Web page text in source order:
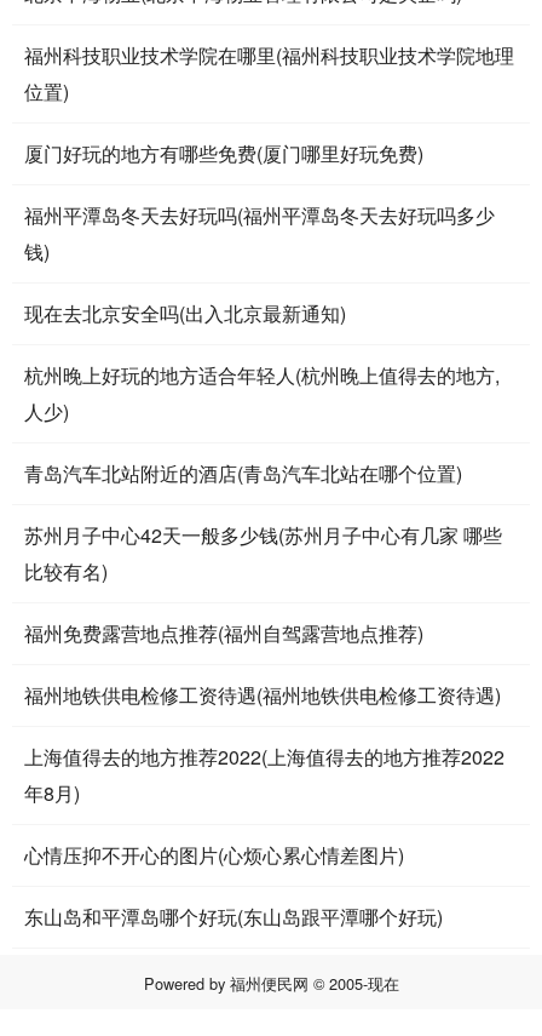
福州科技职业技术学院在哪里(福州科技职业技术学院地理
位置)
厦门好玩的地方有哪些免费(厦门哪里好玩免费)
福州平潭岛冬天去好玩吗(福州平潭岛冬天去好玩吗多少
钱)
现在去北京安全吗(出入北京最新通知)
杭州晚上好玩的地方适合年轻人(杭州晚上值得去的地方,
人少)
青岛汽车北站附近的酒店(青岛汽车北站在哪个位置)
苏州月子中心42天一般多少钱(苏州月子中心有几家 哪些
比较有名)
福州免费露营地点推荐(福州自驾露营地点推荐)
福州地铁供电检修工资待遇(福州地铁供电检修工资待遇)
上海值得去的地方推荐2022(上海值得去的地方推荐2022
年8月)
心情压抑不开心的图片(心烦心累心情差图片)
东山岛和平潭岛哪个好玩(东山岛跟平潭哪个好玩)
Powered by 福州便民网 © 2005-现在